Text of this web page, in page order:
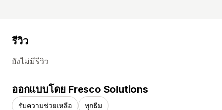
รีวิว
ยังไม่มีรีวิว
ออกแบบโดย Fresco Solutions
รับความช่วยเหลือ ทุกธีม